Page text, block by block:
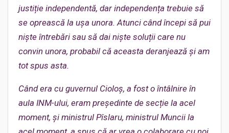
justiție independentă, dar independența trebuie să
se oprească la ușa unora. Atunci când începi să pui
niște întrebări sau să dai niște soluții care nu
convin unora, probabil că aceasta deranjează și am
tot spus asta.
Când era cu guvernul Cioloș, a fost o întâlnire în
aula INM-ului, eram președinte de secție la acel
moment, și ministrul Pîslaru, ministrul Muncii la